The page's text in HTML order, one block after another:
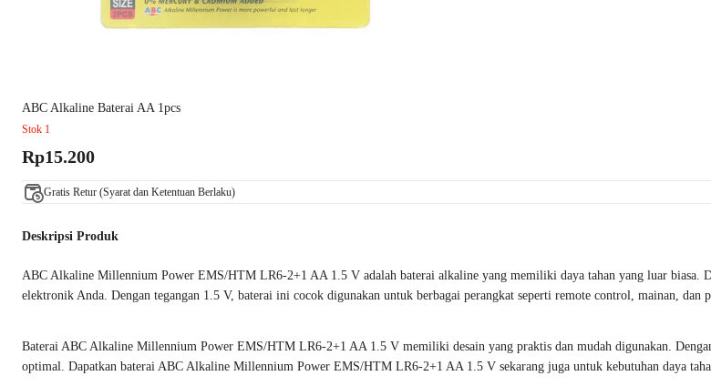
ABC Alkaline Baterai AA 1pcs
Stok 1
Rp15.200
Gratis Retur (Syarat dan Ketentuan Berlaku)
Deskripsi Produk
ABC Alkaline Millennium Power EMS/HTM LR6-2+1 AA 1.5 V adalah baterai alkaline yang memiliki daya tahan yang luar biasa.
elektronik Anda. Dengan tegangan 1.5 V, baterai ini cocok digunakan untuk berbagai perangkat seperti remote control, mainan, dan
Baterai ABC Alkaline Millennium Power EMS/HTM LR6-2+1 AA 1.5 V memiliki desain yang praktis dan mudah digunakan.
optimal. Dapatkan baterai ABC Alkaline Millennium Power EMS/HTM LR6-2+1 AA 1.5 V sekarang juga untuk kebutuhan daya